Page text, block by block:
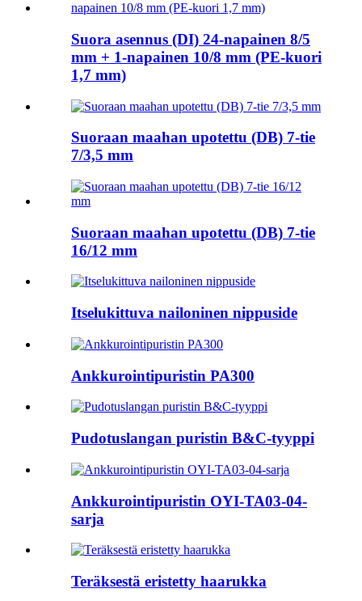
Suora asennus (DI) 24-napainen 8/5
mm + 1-napainen 10/8 mm (PE-kuori
1,7 mm)
Suoraan maahan upotettu (DB) 7-tie
7/3,5 mm
Suoraan maahan upotettu (DB) 7-tie
16/12 mm
Itselukittuva nailoninen nippuside
Ankkurointipuristin PA300
Pudotuslangan puristin B&C-tyyppi
Ankkurointipuristin OYI-TA03-04-
sarja
Teräksestä eristetty haarukka